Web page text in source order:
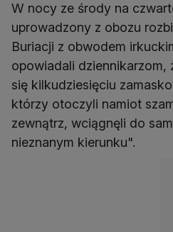
W nocy ze środy na
uprowadzony z obozu
Buriacji z obwodem
opowiadali dziennikarzom,
się kilkudziesięciu
którzy otoczyli namiot
zewnątrz, wciągnęli do
nieznanym kierunku".